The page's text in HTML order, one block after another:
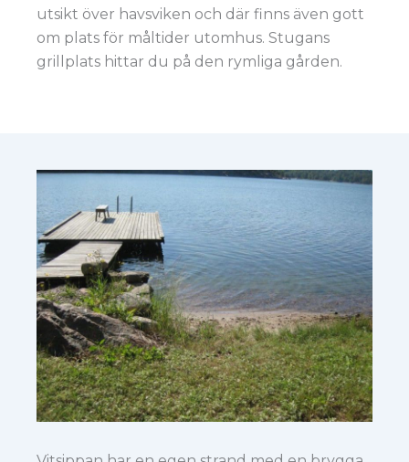
utsikt över havsviken och där finns även gott
om plats för måltider utomhus. Stugans
grillplats hittar du på den rymliga gården.